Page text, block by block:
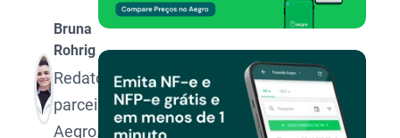
Bruna
Rohrig
Redatora
parceira
Aegro.